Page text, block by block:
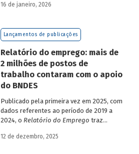
analisa a estratégia de diversificação das
diante dos atuais desafios de
sustentabilidade social, ambiental e
16 de janeiro, 2026
Lançamentos de publicações
Relatório do emprego: mais de
2 milhões de postos de
trabalho contaram com o apoio
do BNDES
Publicado pela primeira vez em 2025, com
dados referentes ao período de 2019 a
2024, o Relatório do Emprego traz
atuação do Banco sobre o mercado de
12 de dezembro, 2025